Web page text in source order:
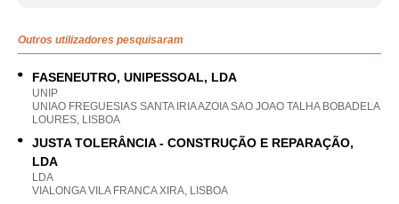
Outros utilizadores pesquisaram
FASENEUTRO, UNIPESSOAL, LDA
UNIP
UNIAO FREGUESIAS SANTA IRIA AZOIA SAO JOAO TALHA BOBADELA
LOURES, LISBOA
JUSTA TOLERÂNCIA - CONSTRUÇÃO E REPARAÇÃO,
LDA
LDA
VIALONGA VILA FRANCA XIRA, LISBOA